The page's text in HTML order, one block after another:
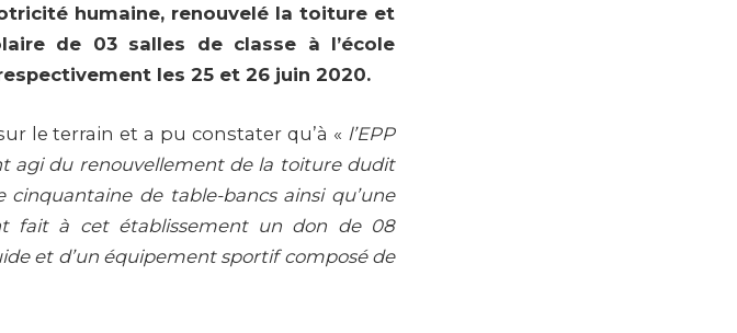
humaine, renouvelé la toiture et
de 03 salles de classe à l’école
les 25 et 26 juin 2020.
le terrain et a pu constater qu’à « l’EPP
agi du renouvellement de la toiture dudit
de table-bancs ainsi qu’une
fait à cet établissement un don de 08
et d’un équipement sportif composé de